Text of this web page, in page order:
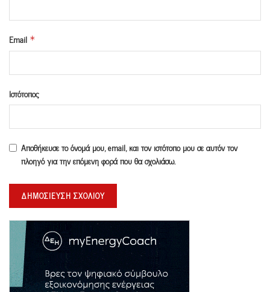
Email *
Ιστότοπος
Αποθήκευσε το όνομά μου, email, και τον ιστότοπο μου σε αυτόν τον
πλοηγό για την επόμενη φορά που θα σχολιάσω.